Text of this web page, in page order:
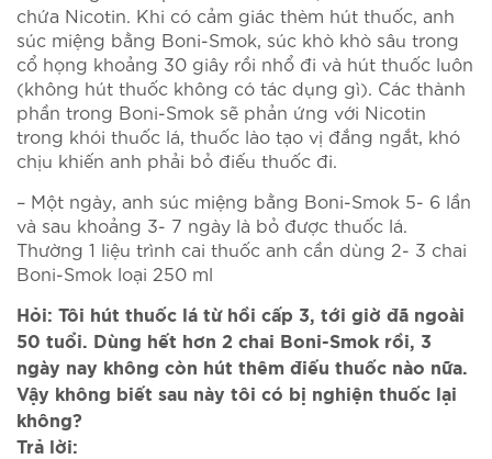
chứa Nicotin. Khi có cảm giác thèm hút thuốc, anh
súc miệng bằng Boni-Smok, súc khò khò sâu trong
cổ họng khoảng 30 giây rồi nhổ đi và hút thuốc luôn
(không hút thuốc không có tác dụng gì). Các thành
phần trong Boni-Smok sẽ phản ứng với Nicotin
trong khói thuốc lá, thuốc lào tạo vị đắng ngắt, khó
chịu khiến anh phải bỏ điếu thuốc đi.
– Một ngày, anh súc miệng bằng Boni-Smok 5- 6 lần
và sau khoảng 3- 7 ngày là bỏ được thuốc lá.
Thường 1 liệu trình cai thuốc anh cần dùng 2- 3 chai
Boni-Smok loại 250 ml
Hỏi: Tôi hút thuốc lá từ hồi cấp 3, tới giờ đã ngoài
50 tuổi. Dùng hết hơn 2 chai Boni-Smok rồi, 3
ngày nay không còn hút thêm điếu thuốc nào nữa.
Vậy không biết sau này tôi có bị nghiện thuốc lại
không?
Trả lời: